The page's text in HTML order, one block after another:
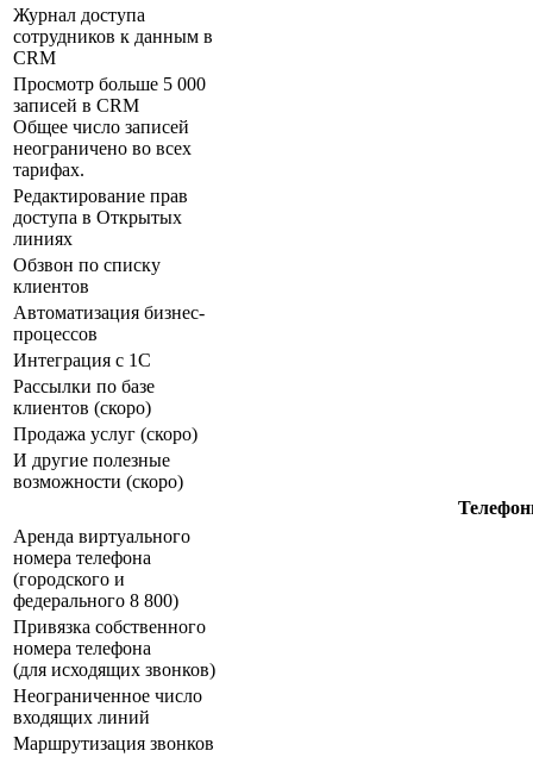
Журнал доступа
сотрудников к данным в
CRM
Просмотр больше 5 000
записей в CRM
Общее число записей
неограничено во всех
тарифах.
Редактирование прав
доступа в Открытых
линиях
Обзвон по списку
клиентов
Автоматизация бизнес-
процессов
Интеграция с 1С
Рассылки по базе
клиентов (скоро)
Продажа услуг (скоро)
И другие полезные
возможности (скоро)
Аренда виртуального
номера телефона
(городского и
федерального 8 800)
Привязка собственного
номера телефона
(для исходящих звонков)
Неограниченное число
входящих линий
Маршрутизация звонков